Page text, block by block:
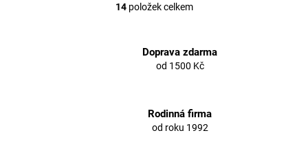
O
á
d
p
r
14položek celkem
Doprava zdarma
od 1500 Kč
Rodinná firma
od roku 1992